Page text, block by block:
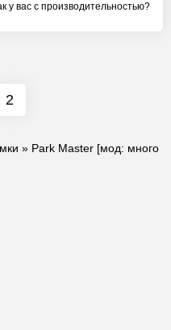
у вас с производительностью?
2
» Park Master [мод: много